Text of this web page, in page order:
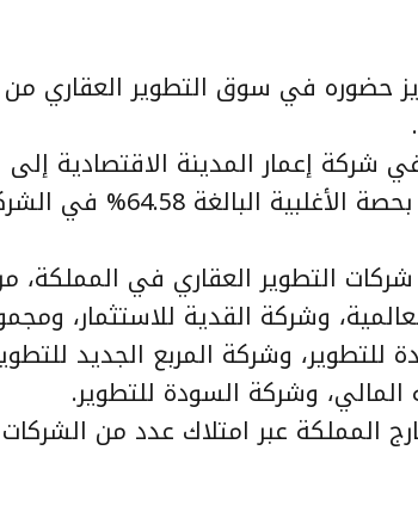
حضوره في سوق التطوير العقاري من
في شركة إعمار المدينة الاقتصادية إلى
55.55% لتصبح شركة تابعة، كما احتفظ بحصة الأغلبية البالغة
التطوير العقاري في المملكة،
وشركة القدية للاستثمار،
وشركة المربع الجديد
المالي، وشركة السودة للتطوير.
المملكة عبر امتلاك عدد من الشركات